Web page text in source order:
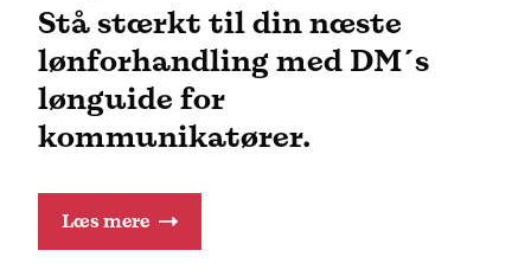
Stå stærkt til din næste
lønforhandling med DM´s
lønguide for
kommunikatører.
Læs mere